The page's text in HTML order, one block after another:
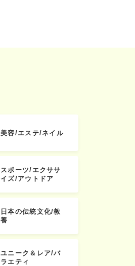
美容/エステ/ネイル
スポーツ/エクササ
イズ/アウトドア
日本の伝統文化/教
養
ユニーク＆レア/バ
ラエティ